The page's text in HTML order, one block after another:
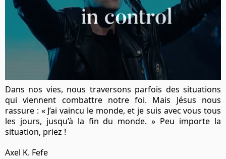
Dans nos vies, nous traversons parfois des situations
qui viennent combattre notre foi. Mais Jésus nous
rassure : « J’ai vaincu le monde, et je suis avec vous tous
les jours, jusqu’à la fin du monde. » Peu importe la
situation, priez !
Axel K. Fefe